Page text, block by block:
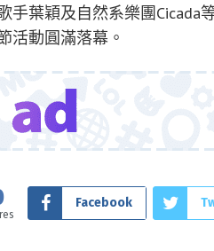
手葉穎及自然系樂團Cicada
活動圓滿落幕。
Facebook